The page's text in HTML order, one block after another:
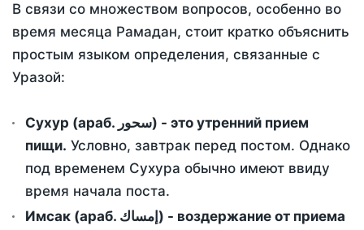
В связи со множеством вопросов, особенно во
время месяца Рамадан, стоит кратко объяснить
простым языком определения, связанные с
Уразой:
Сухур (араб. سحور) - это утренний прием
пищи. Условно, завтрак перед постом. Однако
под временем Сухура обычно имеют ввиду
время начала поста.
Имсак (араб. إمساك) - воздержание от приема